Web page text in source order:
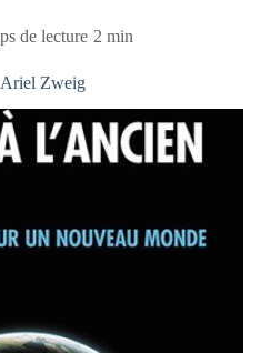
de lecture 2 min
Ariel Zweig